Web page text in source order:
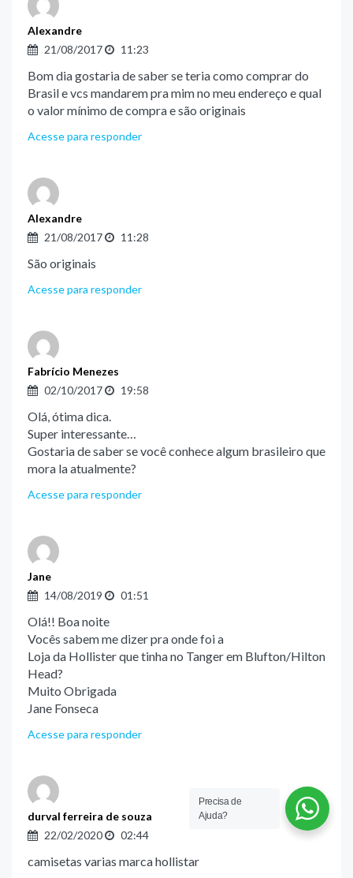
Alexandre
21/08/2017
11:23
Bom dia gostaria de saber se teria como comprar do
Brasil e vcs mandarem pra mim no meu endereço e qual
o valor mínimo de compra e são originais
Acesse para responder
Alexandre
21/08/2017
11:28
São originais
Acesse para responder
Fabrício Menezes
02/10/2017
19:58
Olá, ótima dica.
Super interessante…
Gostaria de saber se você conhece algum brasileiro que
mora la atualmente?
Acesse para responder
Jane
14/08/2019
01:51
Olá!! Boa noite
Vocês sabem me dizer pra onde foi a
Loja da Hollister que tinha no Tanger em Blufton/Hilton
Head?
Muito Obrigada
Jane Fonseca
Acesse para responder
durval ferreira de souza
22/02/2020
02:44
camisetas varias marca hollistar
Precisa de
Ajuda?